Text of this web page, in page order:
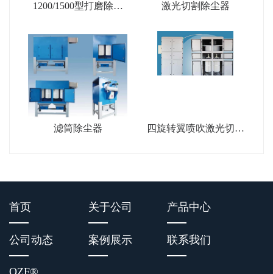
1200/1500型打磨除尘
激光切割除尘器
滤筒除尘器
四旋转翼喷吹激光切割
首页 关于公司 产品中心
公司动态 案例展示 联系我们
OZF®